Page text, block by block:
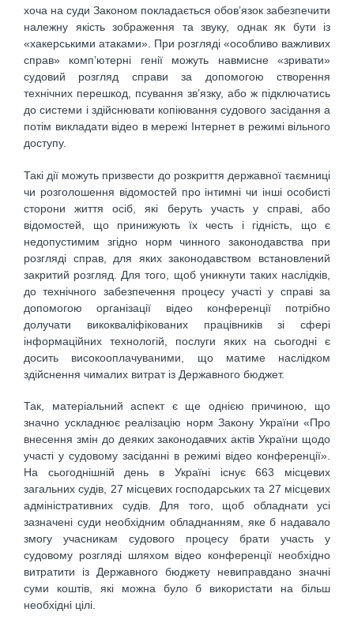
хоча на суди Законом покладається обов’язок забезпечити
належну якість зображення та звуку, однак як бути із
«хакерськими атаками». При розгляді «особливо важливих
справ» комп’ютерні генії можуть навмисне «зривати»
судовий розгляд справи за допомогою створення
технічних перешкод, псування зв’язку, або ж підключатись
до системи і здійснювати копіювання судового засідання а
потім викладати відео в мережі Інтернет в режимі вільного
доступу.
Такі дії можуть призвести до розкриття державної таємниці
чи розголошення відомостей про інтимні чи інші особисті
сторони життя осіб, які беруть участь у справі, або
відомостей, що принижують їх честь і гідність, що є
недопустимим згідно норм чинного законодавства при
розгляді справ, для яких законодавством встановлений
закритий розгляд. Для того, щоб уникнути таких наслідків,
до технічного забезпечення процесу участі у справі за
допомогою організації відео конференції потрібно
долучати викокваліфікованих працівників зі сфері
інформаційних технологій, послуги яких на сьогодні є
досить високооплачуваними, що матиме наслідком
здійснення чималих витрат із Державного бюджет.
Так, матеріальний аспект є ще однією причиною, що
значно ускладнює реалізацію норм Закону України «Про
внесення змін до деяких законодавчих актів України щодо
участі у судовому засіданні в режимі відео конференції».
На сьогоднішній день в Україні існує 663 місцевих
загальних судів, 27 місцевих господарських та 27 місцевих
адміністративних судів. Для того, щоб обладнати усі
зазначені суди необхідним обладнанням, яке б надавало
змогу учасникам судового процесу брати участь у
судовому розгляді шляхом відео конференції необхідно
витратити із Державного бюджету невиправдано значні
суми коштів, які можна було б використати на більш
необхідні цілі.